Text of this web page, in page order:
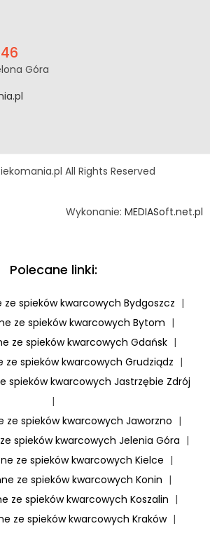
Góra
All Rights Reserved
Wykonanie: MEDIASoft.net.pl
Polecane linki:
spieków kwarcowych Bydgoszcz |
ze spieków kwarcowych Bytom |
ze spieków kwarcowych Gdańsk |
ze spieków kwarcowych Grudziądz |
spieków kwarcowych Jastrzębie Zdrój
|
ze spieków kwarcowych Jaworzno |
spieków kwarcowych Jelenia Góra |
ze spieków kwarcowych Kielce |
ze spieków kwarcowych Konin |
ze spieków kwarcowych Koszalin |
ze spieków kwarcowych Kraków |